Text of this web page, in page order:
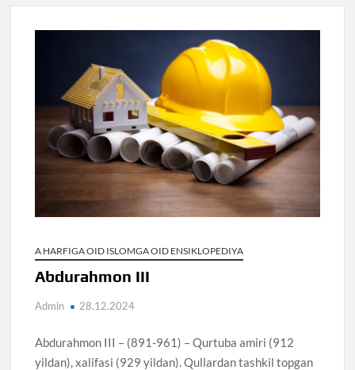
A HARFIGA OID ISLOMGA OID ENSIKLOPEDIYA
Abdurahmon III
Admin 28.12.2024
Abdurahmon III – (891-961) – Qurtuba amiri (912
yildan), xalifasi (929 yildan). Qullardan tashkil topgan